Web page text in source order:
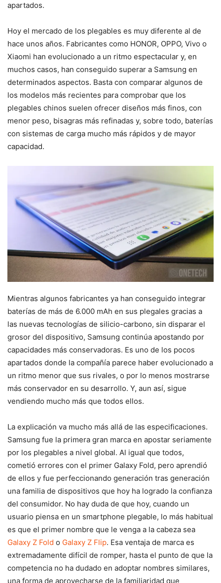
apartados.
Hoy el mercado de los plegables es muy diferente al de
hace unos años. Fabricantes como HONOR, OPPO, Vivo o
Xiaomi han evolucionado a un ritmo espectacular y, en
muchos casos, han conseguido superar a Samsung en
determinados aspectos. Basta con comparar algunos de
los modelos más recientes para comprobar que los
plegables chinos suelen ofrecer diseños más finos, con
menor peso, bisagras más refinadas y, sobre todo, baterías
con sistemas de carga mucho más rápidos y de mayor
capacidad.
Mientras algunos fabricantes ya han conseguido integrar
baterías de más de 6.000 mAh en sus plegales gracias a
las nuevas tecnologías de silicio-carbono, sin disparar el
grosor del dispositivo, Samsung continúa apostando por
capacidades más conservadoras. Es uno de los pocos
apartados donde la compañía parece haber evolucionado a
un ritmo menor que sus rivales, o por lo menos mostrarse
más conservador en su desarrollo. Y, aun así, sigue
vendiendo mucho más que todos ellos.
La explicación va mucho más allá de las especificaciones.
Samsung fue la primera gran marca en apostar seriamente
por los plegables a nivel global. Al igual que todos,
cometió errores con el primer Galaxy Fold, pero aprendió
de ellos y fue perfeccionando generación tras generación
una familia de dispositivos que hoy ha logrado la confianza
del consumidor. No hay duda de que hoy, cuando un
usuario piensa en un smartphone plegable, lo más habitual
es que el primer nombre que le venga a la cabeza sea
Galaxy Z Fold o Galaxy Z Flip. Esa ventaja de marca es
extremadamente difícil de romper, hasta el punto de que la
competencia no ha dudado en adoptar nombres similares,
una forma de aprovecharse de la familiaridad que